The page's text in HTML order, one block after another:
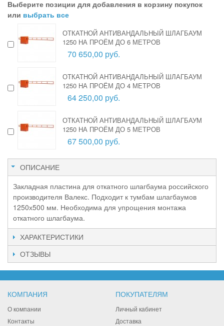
Выберите позиции для добавления в корзину покупок
или выбрать все
ОТКАТНОЙ АНТИВАНДАЛЬНЫЙ ШЛАГБАУМ
1250 НА ПРОЁМ ДО 6 МЕТРОВ
70 650,00 руб.
ОТКАТНОЙ АНТИВАНДАЛЬНЫЙ ШЛАГБАУМ
1250 НА ПРОЁМ ДО 4 МЕТРОВ
64 250,00 руб.
ОТКАТНОЙ АНТИВАНДАЛЬНЫЙ ШЛАГБАУМ
1250 НА ПРОЁМ ДО 5 МЕТРОВ
67 500,00 руб.
ОПИСАНИЕ
Закладная пластина для откатного шлагбаума российского
производителя Валекс. Подходит к тумбам шлагбаумов
1250х500 мм. Необходима для упрощения монтажа
откатного шлагбаума.
ХАРАКТЕРИСТИКИ
ОТЗЫВЫ
КОМПАНИЯ
О компании
Контакты
ПОКУПАТЕЛЯМ
Личный кабинет
Доставка